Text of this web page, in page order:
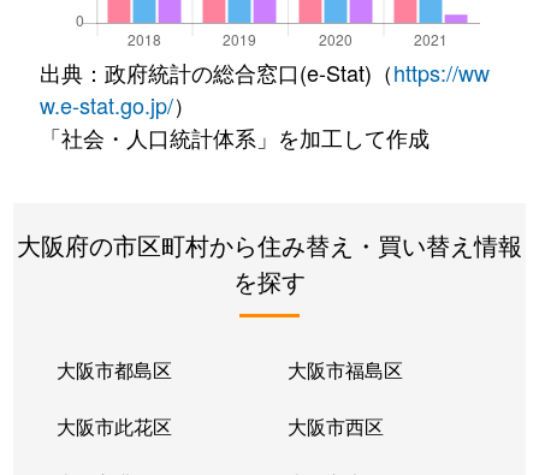
出典：政府統計の総合窓口(e-Stat)（https://ww
w.e-stat.go.jp/）
「社会・人口統計体系」を加工して作成
大阪府の市区町村から住み替え・買い替え情報
を探す
大阪市都島区 大阪市福島区
大阪市此花区 大阪市西区